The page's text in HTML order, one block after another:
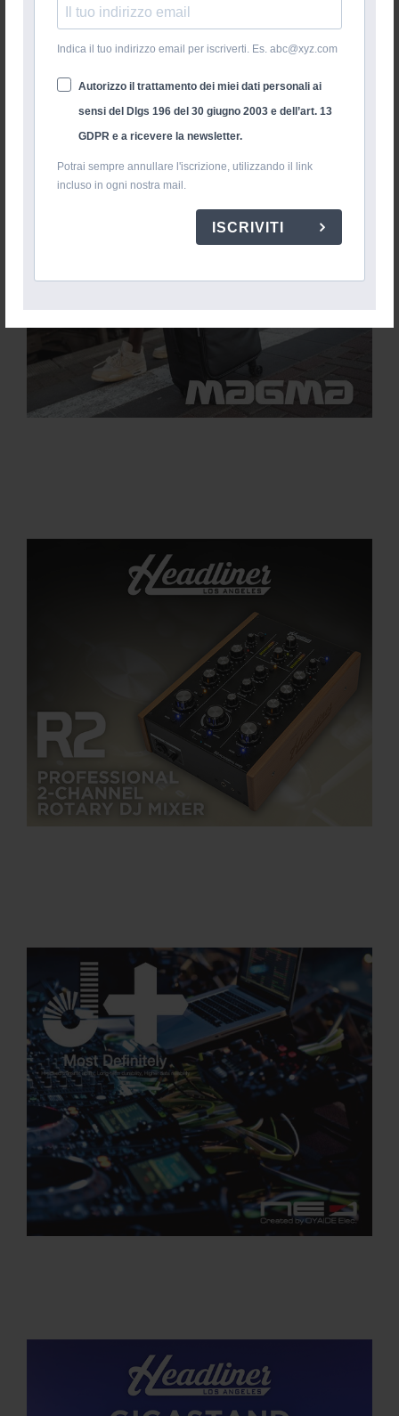
Indica il tuo indirizzo email per iscriverti. Es. abc@xyz.com
Autorizzo il trattamento dei miei dati personali ai
sensi del Dlgs 196 del 30 giugno 2003 e dell’art. 13
GDPR e a ricevere la newsletter.
Potrai sempre annullare l'iscrizione, utilizzando il link
incluso in ogni nostra mail.
ISCRIVITI